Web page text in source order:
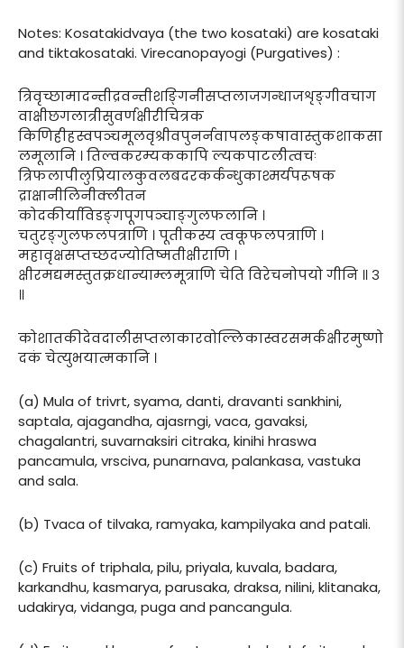
Notes: Kosatakidvaya (the two kosataki) are kosataki
and tiktakosataki. Virecanopayogi (Purgatives) :
त्रिवृच्छामादन्तीद्रवन्तीशङ्गिनीसप्तलाजगन्धाजशृङ्गीवचाग
वाक्षीछगलात्रीसुवर्णक्षीरीचित्रक
किणिहीहस्वपञ्चमूलवृश्रीवपुनर्नवापलङ्कषावास्तुकशाकसा
लमूलानि । तिल्वकरम्यककापि ल्यकपाटलीत्वचः
त्रिफलापीलुप्रियालकुवलबदरकर्कन्धुकाश्मर्यपरूषक
द्राक्षानीलिनीक्लीतन
कोदकीर्याविडङ्गपूगपञ्चाङ्गुलफलानि ।
चतुरङ्गुलफलपत्राणि । पूतीकस्य त्वकूफलपत्राणि ।
महावृक्षसप्तच्छदज्योतिष्मतीक्षीराणि ।
क्षीरमद्यमस्तुतक्रधान्याम्लमूत्राणि चेति विरेचनोपयो गीनि ॥ ३
॥
कोशातकीदेवदालीसप्तलाकारवोल्लिकास्वरसमर्कक्षीरमुष्णो
दकं चेत्युभयात्मकानि ।
(a) Mula of trivrt, syama, danti, dravanti sankhini,
saptala, ajagandha, ajasrngi, vaca, gavaksi,
chagalantri, suvarnaksiri citraka, kinihi hraswa
pancamula, vrsciva, punarnava, palankasa, vastuka
and sala.
(b) Tvaca of tilvaka, ramyaka, kampilyaka and patali.
(c) Fruits of triphala, pilu, priyala, kuvala, badara,
karkandhu, kasmarya, parusaka, draksa, nilini, klitanaka,
udakirya, vidanga, puga and pancangula.